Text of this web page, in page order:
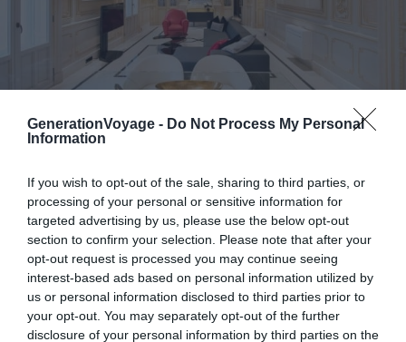
GenerationVoyage - Do Not Process My Personal
Information
If you wish to opt-out of the sale, sharing to third parties, or
processing of your personal or sensitive information for
targeted advertising by us, please use the below opt-out
section to confirm your selection. Please note that after your
opt-out request is processed you may continue seeing
interest-based ads based on personal information utilized by
us or personal information disclosed to third parties prior to
your opt-out. You may separately opt-out of the further
disclosure of your personal information by third parties on the
Crédit photo :Booking
Atouts de l’hôtel: à deux cents mètres du
centre historique et à cinq cents mètres de la
plage de Postiguetd’Alicante
Prestations: ★★★★
Budget: €€